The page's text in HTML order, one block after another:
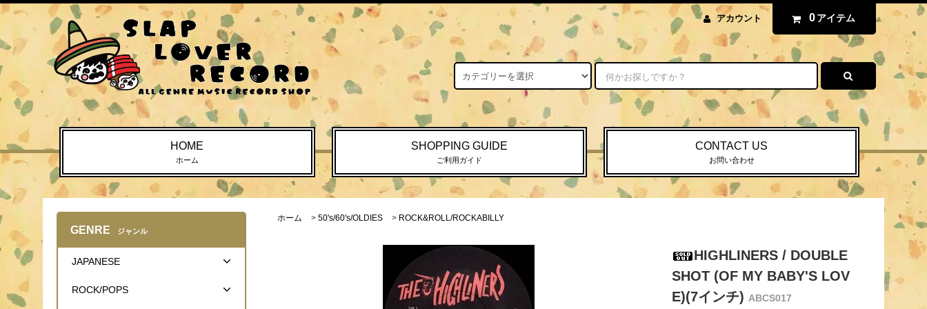
アカウント 0 アイテム
HOME
ホーム
SHOPPING GUIDE
ご利用ガイド
CONTACT US
お問い合わせ
ホーム > 50's/60's/OLDIES > ROCK&ROLL/ROCKABILLY
HIGHLINERS / DOUBLE
SHOT (OF MY BABY'S LOV
E)(7インチ) ABCS017
GENRE ジャンル
JAPANESE
ROCK/POPS